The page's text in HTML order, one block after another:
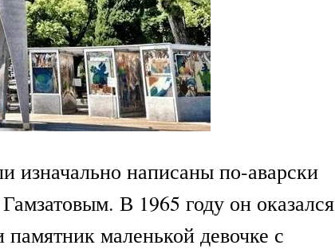
изначально написаны по-аварски
В 1965 году он оказался
маленькой девочке с